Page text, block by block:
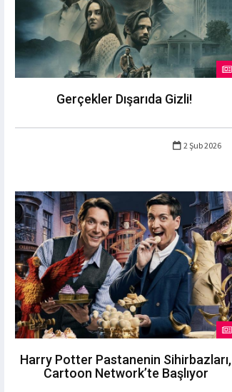
Gerçekler Dışarıda Gizli!
2 Şub 2026
Harry Potter Pastanenin Sihirbazları,
Cartoon Network’te Başlıyor